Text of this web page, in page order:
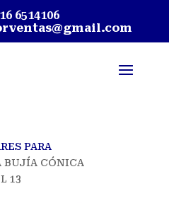
6514106
PARA
BUJÍA CÓNICA
13